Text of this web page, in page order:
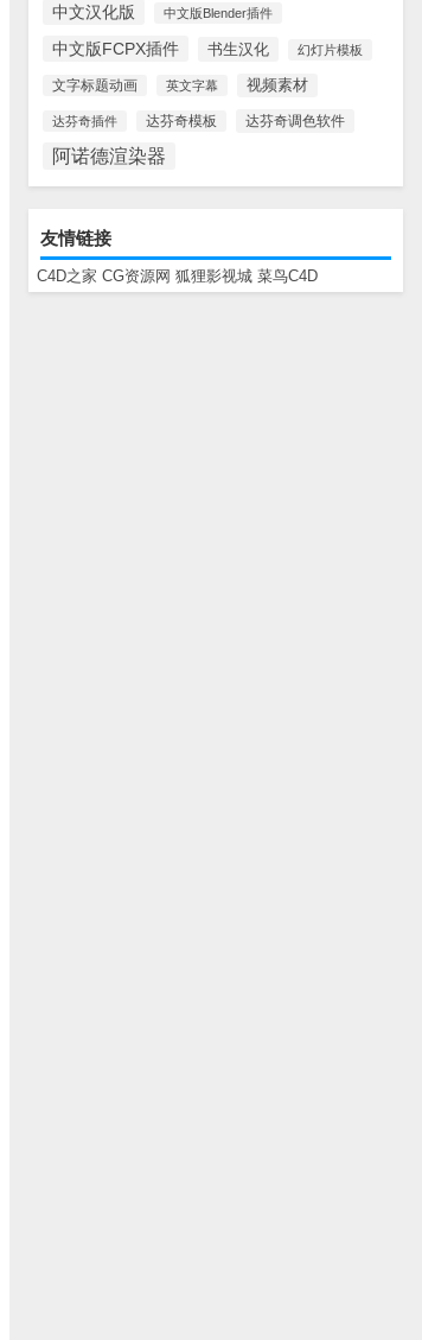
中文汉化版 中文版Blender插件
中文版FCPX插件 书生汉化 幻灯片模板
文字标题动画 英文字幕 视频素材
达芬奇插件 达芬奇模板 达芬奇调色软件
阿诺德渲染器
友情链接
C4D之家 CG资源网 狐狸影视城 菜鸟C4D